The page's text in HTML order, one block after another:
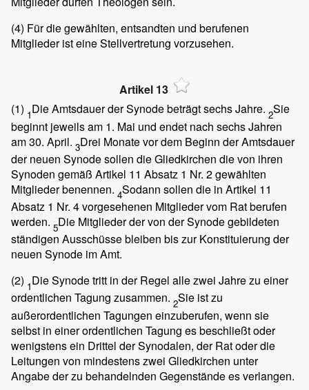
(4) Für die gewählten, entsandten und berufenen
Mitglieder ist eine Stellvertretung vorzusehen.
Artikel 13
(1) 1Die Amtsdauer der Synode beträgt sechs Jahre. 2Sie
beginnt jeweils am 1. Mai und endet nach sechs Jahren
am 30. April. 3Drei Monate vor dem Beginn der Amtsdauer
der neuen Synode sollen die Gliedkirchen die von ihren
Synoden gemäß Artikel 11 Absatz 1 Nr. 2 gewählten
Mitglieder benennen. 4Sodann sollen die in Artikel 11
Absatz 1 Nr. 4 vorgesehenen Mitglieder vom Rat berufen
werden. 5Die Mitglieder der von der Synode gebildeten
ständigen Ausschüsse bleiben bis zur Konstituierung der
neuen Synode im Amt.
(2) 1Die Synode tritt in der Regel alle zwei Jahre zu einer
ordentlichen Tagung zusammen. 2Sie ist zu
außerordentlichen Tagungen einzuberufen, wenn sie
selbst in einer ordentlichen Tagung es beschließt oder
wenigstens ein Drittel der Synodalen, der Rat oder die
Leitungen von mindestens zwei Gliedkirchen unter
Angabe der zu behandelnden Gegenstände es verlangen.